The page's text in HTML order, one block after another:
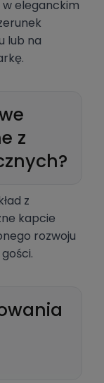
eleganckim
lub na
z
z
kapcie
rozwoju